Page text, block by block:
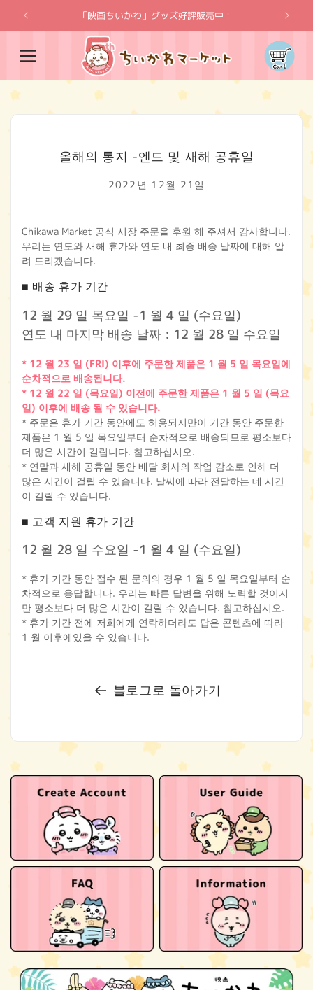
로 건너
뛰기
「映画ちいかわ」グッズ好評販売中！ "치이
카
트
올해의 통지 -엔드 및 새해 공휴일
2022년 12월 21일
Chikawa Market 공식 시장 주문을 후원 해 주셔서 감사합니다.
우리는 연도와 새해 휴가와 연도 내 최종 배송 날짜에 대해 알
려 드리겠습니다.
■ 배송 휴가 기간
12 월 29 일 목요일 -1 월 4 일 (수요일)
연도 내 마지막 배송 날짜 : 12 월 28 일 수요일
* 12 월 23 일 (FRI) 이후에 주문한 제품은 1 월 5 일 목요일에
순차적으로 배송됩니다.
* 12 월 22 일 (목요일) 이전에 주문한 제품은 1 월 5 일 (목요
일) 이후에 배송 될 수 있습니다.
* 주문은 휴가 기간 동안에도 허용되지만이 기간 동안 주문한
제품은 1 월 5 일 목요일부터 순차적으로 배송되므로 평소보다
더 많은 시간이 걸립니다. 참고하십시오.
* 연말과 새해 공휴일 동안 배달 회사의 작업 감소로 인해 더
많은 시간이 걸릴 수 있습니다. 날씨에 따라 전달하는 데 시간
이 걸릴 수 있습니다.
■ 고객 지원 휴가 기간
12 월 28 일 수요일 -1 월 4 일 (수요일)
* 휴가 기간 동안 접수 된 문의의 경우 1 월 5 일 목요일부터 순
차적으로 응답합니다. 우리는 빠른 답변을 위해 노력할 것이지
만 평소보다 더 많은 시간이 걸릴 수 있습니다. 참고하십시오.
* 휴가 기간 전에 저희에게 연락하더라도 답은 콘텐츠에 따라
1 월 이후에있을 수 있습니다.
블로그로 돌아가기